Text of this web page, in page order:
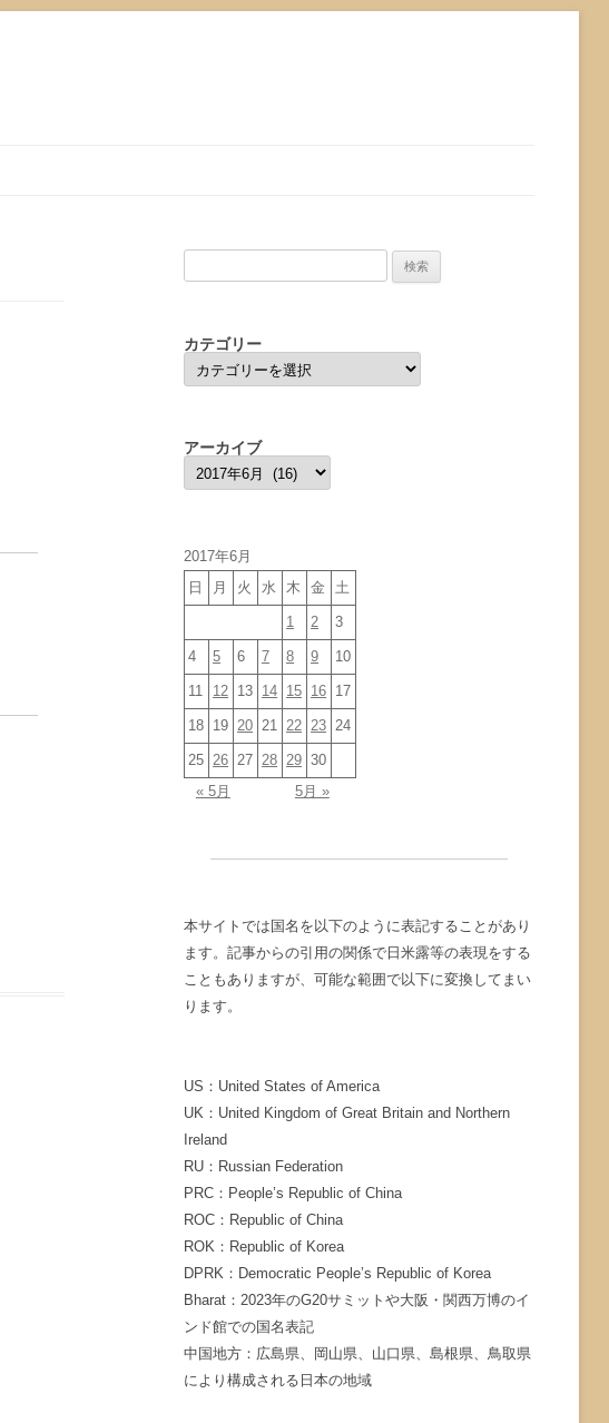
カテゴリー
カ
テ
ゴ
アーカイブ
ア
ー
カ
2017年6月
日
月 火 水 木 金 土
1 2 3
4 5 6 7 8 9 10
11 12 13 14 15 16 17
18 19 20 21 22 23 24
25 26 27 28 29 30
« 5月
5月 »
本サイトでは国名を以下のように表記することがあり
ます。記事からの引用の関係で日米露等の表現をする
こともありますが、可能な範囲で以下に変換してまい
ります。
US：United States of America
UK：United Kingdom of Great Britain and Northern
Ireland
RU：Russian Federation
PRC：People’s Republic of China
ROC：Republic of China
ROK：Republic of Korea
DPRK：Democratic People’s Republic of Korea
Bharat：2023年のG20サミットや大阪・関西万博のイ
ンド館での国名表記
中国地方：広島県、岡山県、山口県、島根県、鳥取県
により構成される日本の地域